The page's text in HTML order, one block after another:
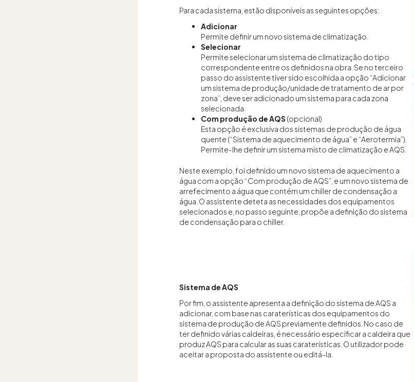
Para cada sistema, estão disponíveis as seguintes opções:
Adicionar
Permite definir um novo sistema de climatização.
Selecionar
Permite selecionar um sistema de climatização do tipo
correspondente entre os definidos na obra. Se no terceiro
passo do assistente tiver sido escolhida a opção “Adicionar
um sistema de produção/unidade de tratamento de ar por
zona”, deve ser adicionado um sistema para cada zona
selecionada.
Com produção de AQS (opcional)
Esta opção é exclusiva dos sistemas de produção de água
quente (“Sistema de aquecimento de água” e “Aerotermia”).
Permite-lhe definir um sistema misto de climatização e AQS.
Neste exemplo, foi definido um novo sistema de aquecimento a
água com a opção “Com produção de AQS”, e um novo sistema de
arrefecimento a água que contém um chiller de condensação a
água. O assistente deteta as necessidades dos equipamentos
selecionados e, no passo seguinte, propõe a definição do sistema
de condensação para o chiller.
Sistema de AQS
Por fim, o assistente apresenta a definição do sistema de AQS a
adicionar, com base nas caraterísticas dos equipamentos do
sistema de produção de AQS previamente definidos. No caso de
ter definido várias caldeiras, é necessário especificar a caldeira que
produz AQS para calcular as suas caraterísticas. O utilizador pode
aceitar a proposta do assistente ou editá-la.